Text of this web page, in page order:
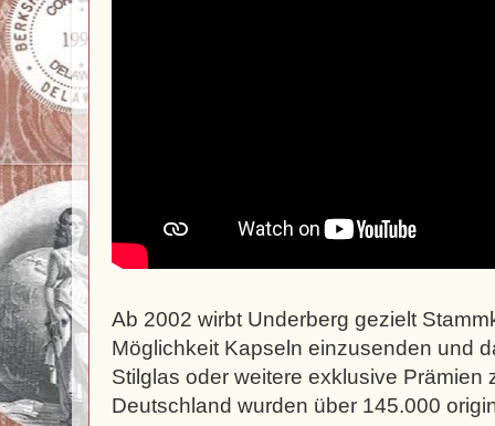
Ab 2002 wirbt Underberg gezielt
Möglichkeit Kapseln einzusenden und
Stilglas oder weitere exklusive Prämien
Deutschland wurden über 145.000